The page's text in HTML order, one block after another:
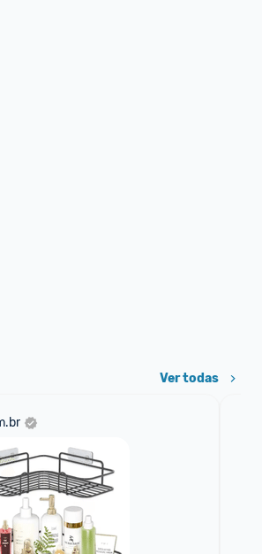
Ver todas